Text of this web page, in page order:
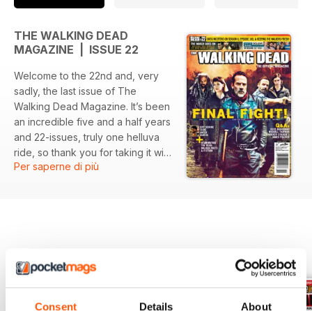
Consent Details About
THE WALKING DEAD
MAGAZINE | ISSUE 22
Welcome to the 22nd and, very
sadly, the last issue of The
Walking Dead Magazine. It’s been
an incredible five and a half years
and 22-issues, truly one helluva
ride, so thank you for taking it with
us.
The new season of AMC’s The
Walking Dead is already well
underway, and we’re betting that
your mind is reeling by now! The
Per saperne di più